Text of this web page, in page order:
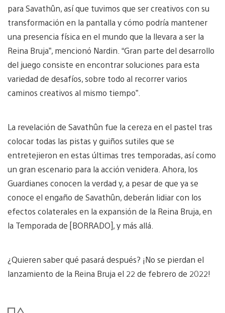
para Savathûn, así que tuvimos que ser creativos con su
transformación en la pantalla y cómo podría mantener
una presencia física en el mundo que la llevara a ser la
Reina Bruja”, mencionó Nardin. “Gran parte del desarrollo
del juego consiste en encontrar soluciones para esta
variedad de desafíos, sobre todo al recorrer varios
caminos creativos al mismo tiempo”.
La revelación de Savathûn fue la cereza en el pastel tras
colocar todas las pistas y guiños sutiles que se
entretejieron en estas últimas tres temporadas, así como
un gran escenario para la acción venidera. Ahora, los
Guardianes conocen la verdad y, a pesar de que ya se
conoce el engaño de Savathûn, deberán lidiar con los
efectos colaterales en la expansión de la Reina Bruja, en
la Temporada de [BORRADO], y más allá.
¿Quieren saber qué pasará después? ¡No se pierdan el
lanzamiento de la Reina Bruja el 22 de febrero de 2022!